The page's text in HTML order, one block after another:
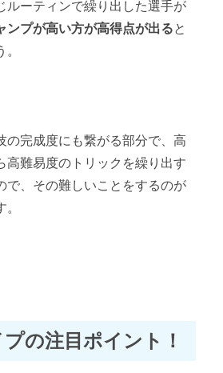
ルーティンで繰り出した選手が
ンプが高い方が高得点が出ると
の完成度にも繋がる部分で、高
高難易度のトリックを繰り出す
で、その難しいことをするのが
の注目ポイント！